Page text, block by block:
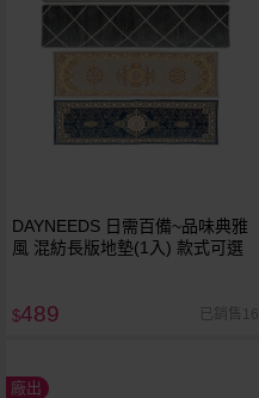
DAYNEEDS 日需百備~品味典雅
風 混紡長版地墊(1入) 款式可選
$489 已銷售16
廠出